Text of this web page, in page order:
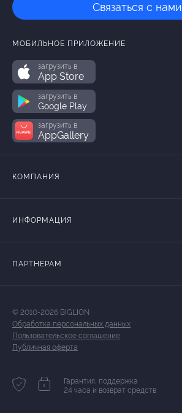
Связаться с нами
МОБИЛЬНОЕ ПРИЛОЖЕНИЕ
загрузить в
App Store
загрузить в
Google Play
загрузить в
AppGallery
КОМПАНИЯ
ИНФОРМАЦИЯ
ПАРТНЕРАМ
© 2010-2026 BIGLION
Обработка персональных данных
Пользовательское соглашение
Публичная оферта
Гарантия, поддержка
24 часа и возврат средств